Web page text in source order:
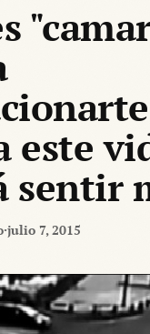
este
sentir
·julio 7, 2015